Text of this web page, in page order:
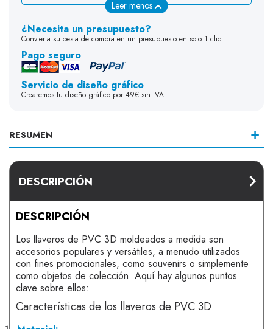
Leer menos
¿Necesita un presupuesto?
Convierta su cesta de compra en un presupuesto en solo 1 clic.
Pago seguro
Servicio de diseño gráfico
Crearemos tu diseño gráfico por 49€ sin IVA.
RESUMEN
DESCRIPCIÓN
DESCRIPCIÓN
Los llaveros de PVC 3D moldeados a medida son
accesorios populares y versátiles, a menudo utilizados
con fines promocionales, como souvenirs o simplemente
como objetos de colección. Aquí hay algunos puntos
clave sobre ellos:
Características de los llaveros de PVC 3D